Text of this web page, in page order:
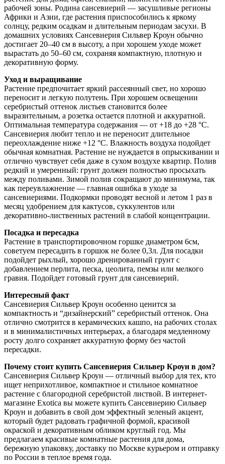
рабочей зоны. Родина сансевиерий — засушливые регионы
Африки и Азии, где растения приспособились к яркому
солнцу, редким осадкам и длительным периодам засухи. В
домашних условиях Сансевиерия Сильвер Кроун обычно
достигает 20–40 см в высоту, а при хорошем уходе может
вырастать до 50–60 см, сохраняя компактную, плотную и
декоративную форму.
Уход и выращивание
Растение предпочитает яркий рассеянный свет, но хорошо
переносит и легкую полутень. При хорошем освещении
серебристый оттенок листьев становится более
выразительным, а розетка остается плотной и аккуратной.
Оптимальная температура содержания — от +18 до +28 °C.
Сансевиерия любит тепло и не переносит длительное
переохлаждение ниже +12 °C. Влажность воздуха подойдет
обычная комнатная. Растение не нуждается в опрыскивании и
отлично чувствует себя даже в сухом воздухе квартир. Полив
редкий и умеренный: грунт должен полностью просыхать
между поливами. Зимой полив сокращают до минимума, так
как переувлажнение — главная ошибка в уходе за
сансевиериями. Подкормки проводят весной и летом 1 раз в
месяц удобрением для кактусов, суккулентов или
декоративно-лиственных растений в слабой концентрации.
Посадка и пересадка
Растение в транспортировочном горшке диаметром 6см,
советуем пересадить в горшок не более 0,3л. Для посадки
подойдет рыхлый, хорошо дренированный грунт с
добавлением перлита, песка, цеолита, пемзы или мелкого
гравия. Подойдет готовый грунт для сансевиерий.
Интересный факт
Сансевиерия Сильвер Кроун особенно ценится за
компактность и “дизайнерский” серебристый оттенок. Она
отлично смотрится в керамических кашпо, на рабочих столах
и в минималистичных интерьерах, а благодаря медленному
росту долго сохраняет аккуратную форму без частой
пересадки.
Почему стоит купить Сансевиерия Сильвер Кроун в дом?
Сансевиерия Сильвер Кроун — отличный выбор для тех, кто
ищет неприхотливое, компактное и стильное комнатное
растение с благородной серебристой листвой. В интернет-
магазине Exotica вы можете купить Сансевиерию Сильвер
Кроун и добавить в свой дом эффектный зеленый акцент,
который будет радовать графичной формой, красивой
окраской и декоративным обликом круглый год. Мы
предлагаем красивые комнатные растения для дома,
бережную упаковку, доставку по Москве курьером и отправку
по России в теплое время года.